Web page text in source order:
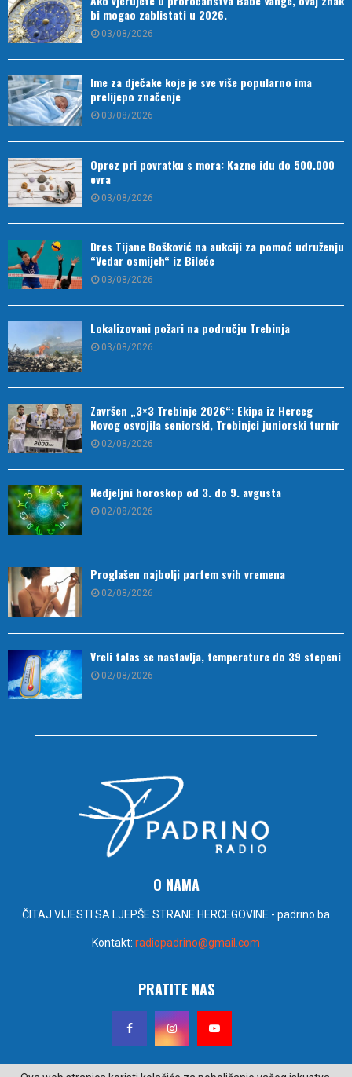
bi mogao zablistati u 2026.
03/08/2026
Ime za dječake koje je sve više popularno ima
prelijepo značenje
03/08/2026
Oprez pri povratku s mora: Kazne idu do 500.000
evra
03/08/2026
Dres Tijane Bošković na aukciji za pomoć udruženju
“Vedar osmijeh“ iz Bileće
03/08/2026
Lokalizovani požari na području Trebinja
03/08/2026
Završen „3×3 Trebinje 2026“: Ekipa iz Herceg
Novog osvojila seniorski, Trebinjci juniorski turnir
02/08/2026
Nedjeljni horoskop od 3. do 9. avgusta
02/08/2026
Proglašen najbolji parfem svih vremena
02/08/2026
Vreli talas se nastavlja, temperature do 39 stepeni
02/08/2026
O NAMA
ČITAJ VIJESTI SA LJEPŠE STRANE HERCEGOVINE - padrino.ba
Kontakt: radiopadrino@gmail.com
PRATITE NAS